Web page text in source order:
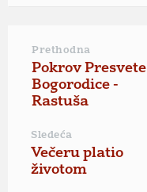
Prethodna
Pokrov Presvete
Bogorodice -
Rastuša
Sledeća
Večeru platio
životom